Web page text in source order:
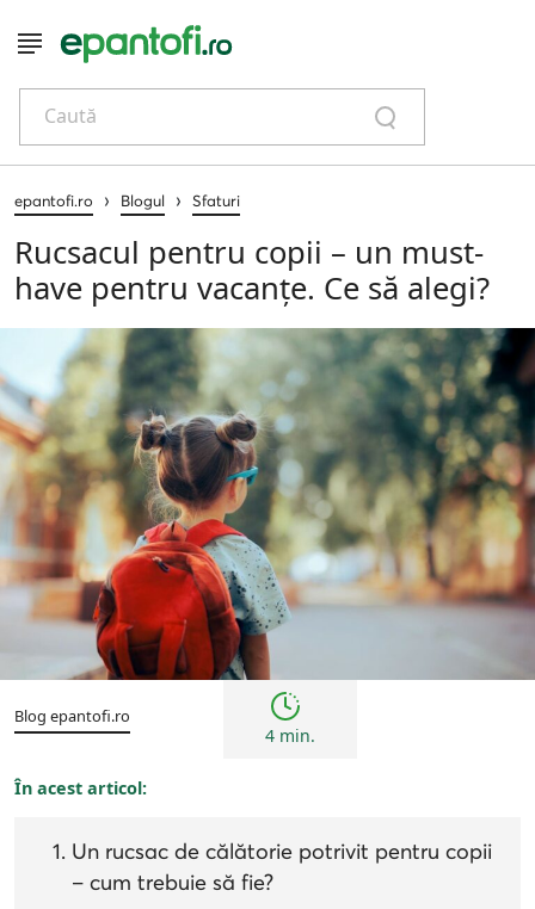
Caută
epantofi.ro › Blogul › Sfaturi
Rucsacul pentru copii – un must-
have pentru vacanțe. Ce să alegi?
Blog epantofi.ro
4 min.
În acest articol:
Un rucsac de călătorie potrivit pentru copii
– cum trebuie să fie?